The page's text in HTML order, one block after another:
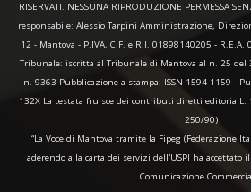
RISERVATI. NESSUNA RIPRODUZIONE PERMESSA
responsabile: Alessio Tarpini Amministrazione,
12 - Mantova - P.IVA, C.F. e R.I. 01898140205 -
Tribunale: iscritta al Tribunale di Mantova al n. 25 del
n. 9363 Pubblicazione a stampa: ISSN 1594-1159 -
132X La testata fruisce dei contributi diretti editoria L.
250/90)
“La Voce di Mantova tramite la Fipeg (Federazione
aderendo alla carta dei servizi dell'USPI ha accettato
Comunicazione